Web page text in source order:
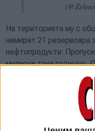
На територията му с
намират 21 резервоара
нефтопродукти.
милиона тона годишно.
стратегически важно за
федерация. От 2000 г. е
субектите на
СПАРК-Интерфакс
възлизали на 8,6